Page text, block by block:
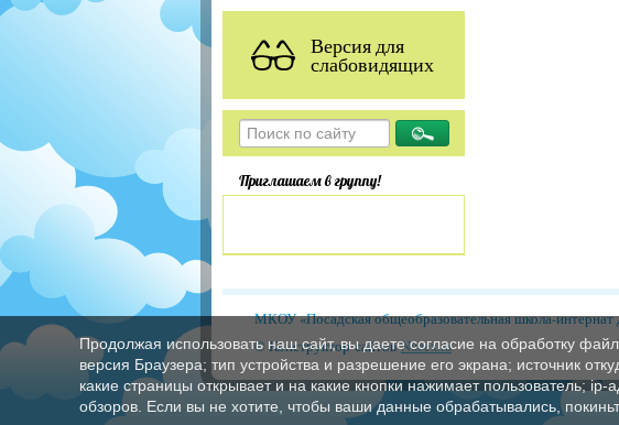
Версия для
слабовидящих
Приглашаем в группу!
МКОУ «Посадская общеобразовательная школа-
© Конструктор сайтовNubex.ru
Продолжая использовать наш сайт, вы даете согласие на обработку
версия Браузера; тип устройства и разрешение его экрана; источник
какие страницы открывает и на какие кнопки нажимает пользователь;
обзоров. Если вы не хотите, чтобы ваши данные обрабатывались,